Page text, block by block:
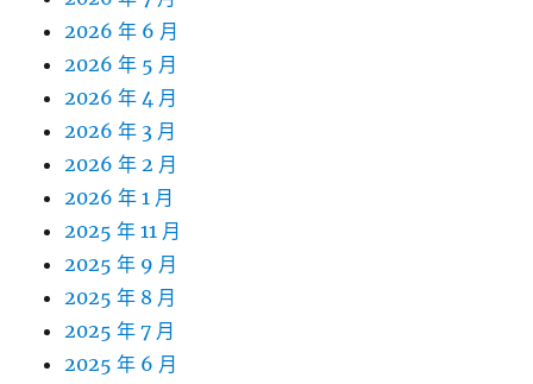
2026 年 6 月
2026 年 5 月
2026 年 4 月
2026 年 3 月
2026 年 2 月
2026 年 1 月
2025 年 11 月
2025 年 9 月
2025 年 8 月
2025 年 7 月
2025 年 6 月